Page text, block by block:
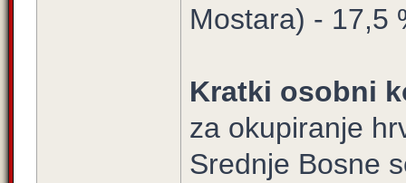
Mostara) - 17,5
Kratki osobni
za okupiranje
Srednje Bosne